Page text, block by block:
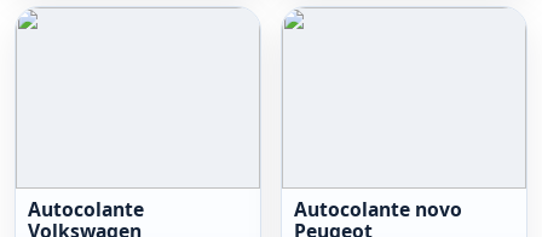
Autocolante
Volkswagen
Autocolante novo
Peugeot